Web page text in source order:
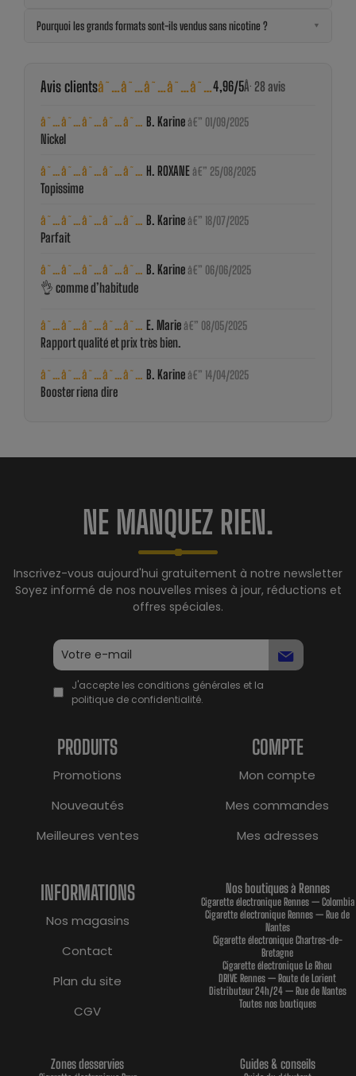
Pourquoi les grands formats sont-ils vendus sans nicotine ? ▼
Avis clientsâ˜…â˜…â˜…â˜…â˜…4,96/5Â· 28 avis
â˜…â˜…â˜…â˜…â˜… B. Karineâ€” 01/09/2025
Nickel
â˜…â˜…â˜…â˜…â˜… H. ROXANEâ€” 25/08/2025
Topissime
â˜…â˜…â˜…â˜…â˜… B. Karineâ€” 18/07/2025
Parfait
â˜…â˜…â˜…â˜…â˜… B. Karineâ€” 06/06/2025
👌 comme d’habitude
â˜…â˜…â˜…â˜…â˜… E. Marieâ€” 08/05/2025
Rapport qualité et prix très bien.
â˜…â˜…â˜…â˜…â˜… B. Karineâ€” 14/04/2025
Booster riena dire
NE MANQUEZ RIEN.
Inscrivez-vous aujourd'hui gratuitement à notre newsletter
Soyez informé de nos nouvelles mises à jour, réductions et
offres spéciales.
J'accepte les conditions générales et la
politique de confidentialité.
PRODUITS
Promotions
Nouveautés
Meilleures ventes
COMPTE
Mon compte
Mes commandes
Mes adresses
INFORMATIONS
Nos magasins
Contact
Plan du site
CGV
Nos boutiques à Rennes
Cigarette électronique Rennes — Colombia
Cigarette électronique Rennes — Rue de
Nantes
Cigarette électronique Chartres-de-
Bretagne
Cigarette électronique Le Rheu
DRIVE Rennes — Route de Lorient
Distributeur 24h/24 — Rue de Nantes
Toutes nos boutiques
Zones desservies Guides & conseils